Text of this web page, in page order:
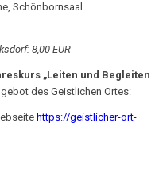
Schönbornsaal
8,00 EUR
„Leiten und Begleiten
des Geistlichen Ortes:
https://geistlicher-ort-